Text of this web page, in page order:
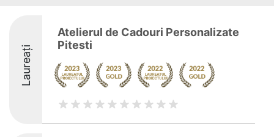
Laureați
Atelierul de Cadouri Personalizate
Pitesti